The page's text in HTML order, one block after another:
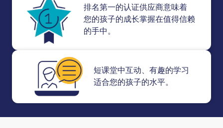
排名第一的认证供应商意味着
您的孩子的成长掌握在值得信赖
的手中。
短课堂中互动、有趣的学习
适合您的孩子的水平。